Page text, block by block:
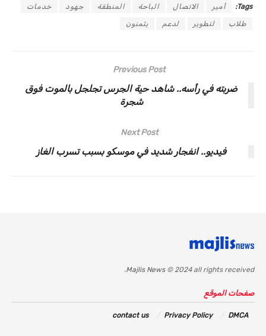
Tags: أمير الاتصال الباحة المنطقة جهود خدمات
طلاب لتطوير لدعم يثمنون
Previous Post
ضربته في رأسه.. شاهد حية الجرس تجلجل بالموت فوق
شجرة
Next Post
فيديو.. انفجار شديد في موسكو بسبب تسرب الغاز
Majlis News© 2024 all rights received.
صفحات الموقع
DMCA
Privacy Policy
contact us